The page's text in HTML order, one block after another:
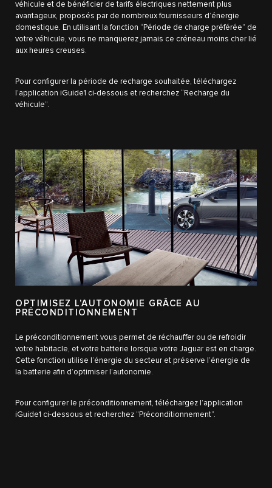
véhicule et de bénéficier de tarifs électriques nettement plus
avantageux, proposés par de nombreux fournisseurs d’énergie
domestique. En utilisant la fonction “Période de charge préférée” de
votre véhicule, vous ne manquerez jamais ce créneau moins cher lié
aux heures creuses.
Pour configurer la période de recharge souhaitée, téléchargez
l’application iGuide1 ci-dessous et recherchez “Recharge du
véhicule”.
OPTIMISEZ L’AUTONOMIE GRÂCE AU
PRÉCONDITIONNEMENT
Le préconditionnement vous permet de réchauffer ou de refroidir
votre habitacle, et votre batterie lorsque votre Jaguar est en charge.
Cette fonction utilise l’énergie du secteur et préserve l’énergie de
la batterie afin d’optimiser l’autonomie.
Pour configurer le préconditionnement, téléchargez l’application
iGuide1 ci-dessous et recherchez “Préconditionnement”.